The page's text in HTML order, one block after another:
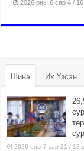
2026 оны 6 сар 4 /
Шинэ Их Үзсэн
2026 оны 7 сар 21 / 13